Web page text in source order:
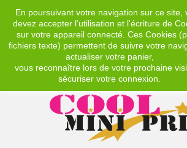
En poursuivant votre navigation sur ce site,
devez accepter l’utilisation et l'écriture de
sur votre appareil connecté. Ces Cookies
fichiers texte) permettent de suivre votre
actualiser votre panier,
vous reconnaître lors de votre prochaine
sécuriser votre connexion.
EUR